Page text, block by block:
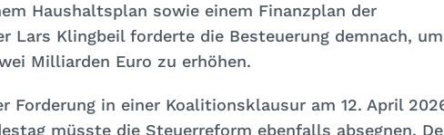
Haushaltsplan sowie einem Finanzplan der
Lars Klingbeil forderte die Besteuerung demnach, um
Milliarden Euro zu erhöhen.
Forderung in einer Koalitionsklausur am 12. April
müsste die Steuerreform ebenfalls absegnen.